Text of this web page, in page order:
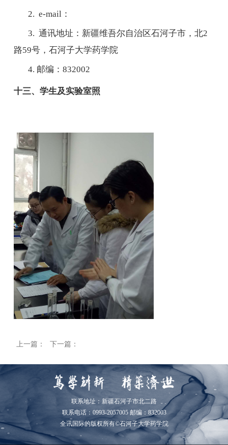
2. e-mail ：
3.通讯地址：新疆维吾尔自治区石河子市，北2
路59号，石河子大学药学院
4. 邮编：832002
十三、学生及实验室照
上一篇： 下一篇：
联系地址：新疆石河子市北二路
联系电话：0993-2057005 邮编：832003
全讯国际的版权所有©石河子大学药学院